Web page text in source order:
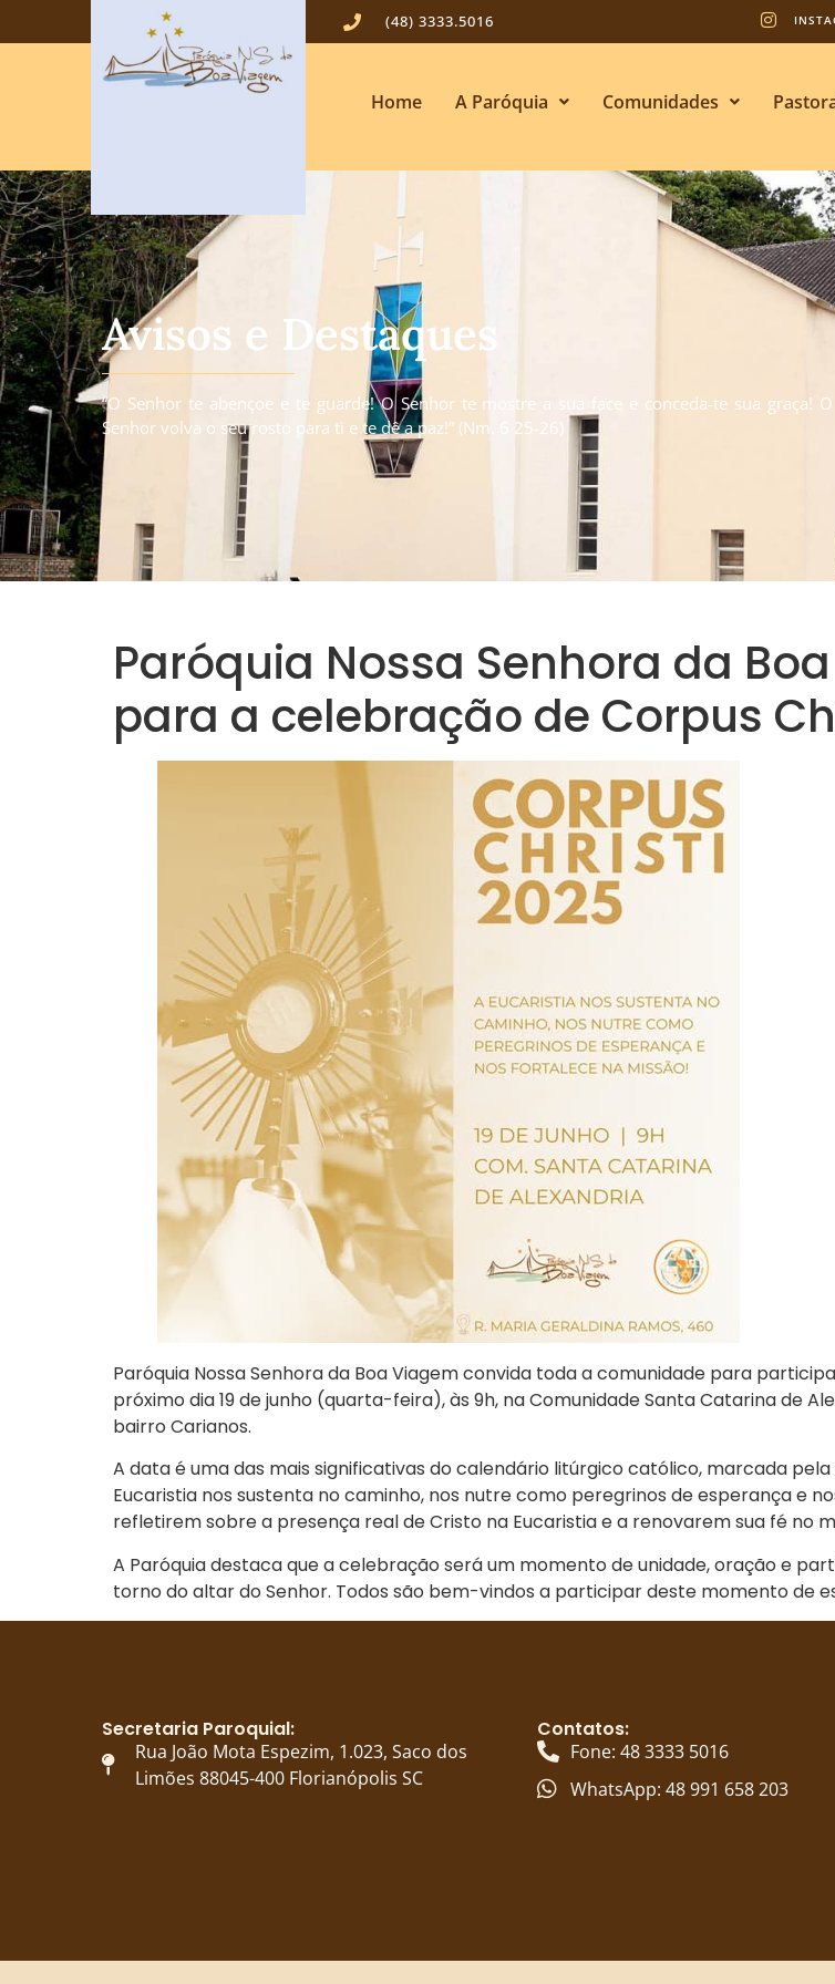
(48) 3333.5016
Home A Paróquia Comunidades
Avisos e Destaques
“O Senhor te abençoe e te guarde! O Senhor te mostre a sua face e conceda-te sua graça! O
Senhor volva o seu rosto para ti e te dê a paz!” (Nm. 6 25-26)
Paróquia Nossa Senhora da
para a celebração de Corpus
Paróquia Nossa Senhora da Boa Viagem convida toda a comunidade para
próximo dia 19 de junho (quarta-feira), às 9h, na Comunidade Santa Catarina de
bairro Carianos.
A data é uma das mais significativas do calendário litúrgico católico, marcada
Eucaristia nos sustenta no caminho, nos nutre como peregrinos de esperança e
refletirem sobre a presença real de Cristo na Eucaristia e a renovarem sua fé no
A Paróquia destaca que a celebração será um momento de unidade, oração e
torno do altar do Senhor. Todos são bem-vindos a participar deste momento de
Secretaria Paroquial:
Rua João Mota Espezim, 1.023, Saco dos
Limões 88045-400 Florianópolis SC
Contatos:
Fone: 48 3333 5016
WhatsApp: 48 991 658 203